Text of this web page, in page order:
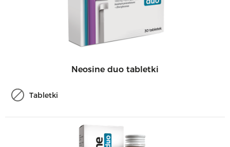
Neosine duo tabletki
Tabletki